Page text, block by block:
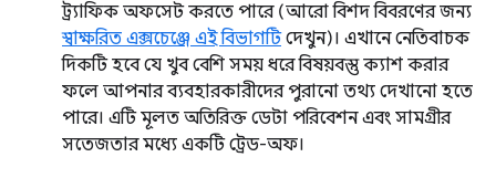
ট্র্যাফিক অফসেট করতে পারে (আরো বিশদ বিবরণের জন্য
স্বাক্ষরিত এক্সচেঞ্জে এই বিভাগটিদেখুন)। এখানে নেতিবাচক
দিকটি হবে যে খুব বেশি সময় ধরে বিষয়বস্তু ক্যাশ করার
ফলে আপনার ব্যবহারকারীদের পুরানো তথ্য দেখানো হতে
পারে। এটি মূলত অতিরিক্ত ডেটা পরিবেশন এবং সামগ্রীর
সতেজতার মধ্যে একটি ট্রেড-অফ।